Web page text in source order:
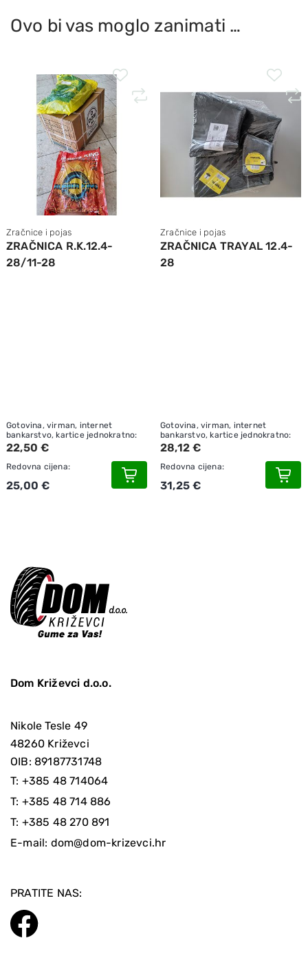
Ovo bi vas moglo zanimati …
Zračnice i pojas
ZRAČNICA R.K.12.4-
28/11-28
Gotovina, virman, internet
bankarstvo, kartice jednokratno:
22,50 €
Redovna cijena:
25,00 €
Zračnice i pojas
ZRAČNICA TRAYAL 12.4-
28
Gotovina, virman, internet
bankarstvo, kartice jednokratno:
28,12 €
Redovna cijena:
31,25 €
Dom Križevci d.o.o.
Nikole Tesle 49
48260 Križevci
OIB: 89187731748
T: +385 48 714064
T: +385 48 714 886
T: +385 48 270 891
E-mail: dom@dom-krizevci.hr
PRATITE NAS: